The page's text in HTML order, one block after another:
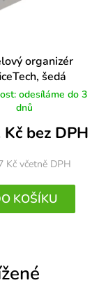
organizér
šedá
odesíláme do 3
dnů
bez DPH
Kč včetně DPH
KOŠÍKU